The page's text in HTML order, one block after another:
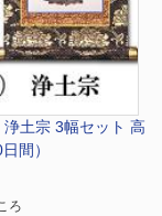
土宗 3幅セット 高
間）
ろ